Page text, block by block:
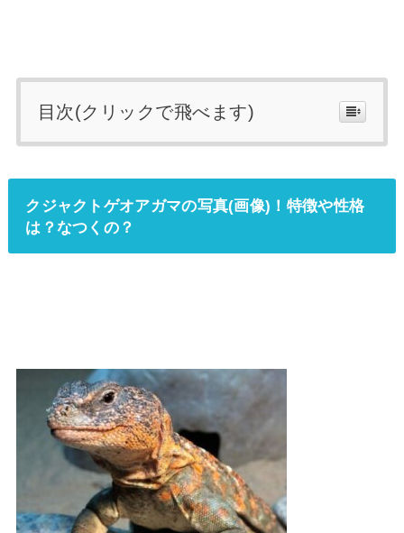
目次(クリックで飛べます)
クジャクトゲオアガマの写真(画像)！特徴や性格
は？なつくの？